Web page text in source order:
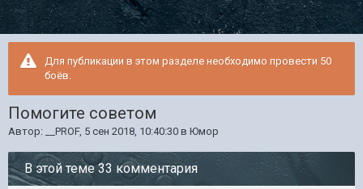
Для публикации в этом разделе необходимо провести 50
боёв.
Помогите советом
Автор: __PROF, 5 сен 2018, 10:40:30 в Юмор
В этой теме 33 комментария